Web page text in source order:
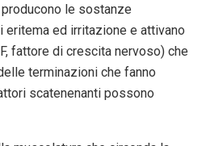
le sostanze
ed irritazione e attivano
fattore di crescita nervoso) che
terminazioni che fanno
scatenenanti possono